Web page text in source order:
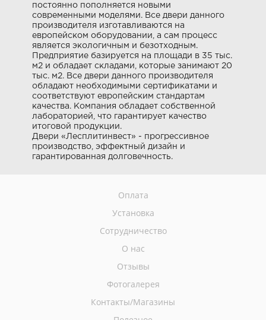
постоянно пополняется новыми
современными моделями. Все двери данного
производителя изготавливаются на
европейском оборудовании, а сам процесс
является экологичным и безотходным.
Предприятие базируется на площади в 35 тыс.
м2 и обладает складами, которые занимают 20
тыс. м2. Все двери данного производителя
обладают необходимыми сертификатами и
соответствуют европейским стандартам
качества. Компания обладает собственной
лабораторией, что гарантирует качество
итоговой продукции.
Двери «Лесплитинвест» - прогрессивное
производство, эффектный дизайн и
гарантированная долговечность.
Оплата
Установка
Сотрудничество
О нас
Отзывы
Фотогалерея
Контакты/Магазины